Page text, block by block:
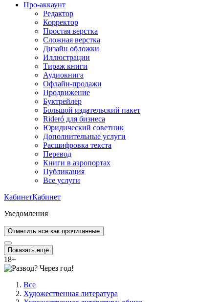
Про-аккаунт
Редактор
Корректор
Простая верстка
Сложная верстка
Дизайн обложки
Иллюстрации
Тираж книги
Аудиокнига
Офлайн-продажи
Продвижение
Буктрейлер
Большой издательский пакет
Rideró для бизнеса
Юридический советник
Дополнительные услуги
Расшифровка текста
Перевод
Книги в аэропортах
Публикация
Все услуги
КабинетКабинет
Уведомления
Отметить все как прочитанные
Показать ещё
18+
Все
Художественная литература